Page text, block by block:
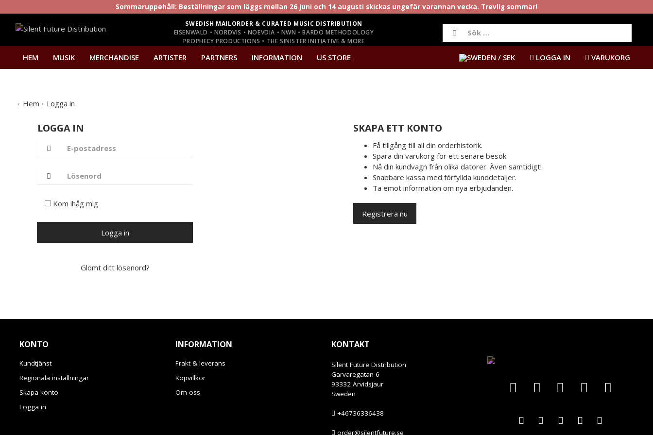
Sommaruppehåll: Beställningar som läggs mellan 26 juni och 14 augusti skickas ungefär varannan vecka. Trevlig sommar!
SWEDISH MAILORDER & CURATED MUSIC DISTRIBUTION
EISENWALD • NORDVIS • NOEVDIA • NWN • BARDO METHODOLOGY
PROPHECY PRODUCTIONS • THE SINISTER INITIATIVE & MORE
HEM MUSIK MERCHANDISE ARTISTER PARTNERS INFORMATION US STORE / SEK LOGGA IN VARUKORG
Hem Logga in
LOGGA IN
Kom ihåg mig
Logga in
Glömt ditt lösenord?
SKAPA ETT KONTO
Få tillgång till all din orderhistorik.
Spara din varukorg för ett senare besök.
Nå din kundvagn från olika datorer. Även samtidigt!
Snabbare kassa med förfyllda kunddetaljer.
Ta emot information om nya erbjudanden.
Registrera nu
KONTO
Kundtjänst
Regionala inställningar
Skapa konto
Logga in
INFORMATION
Frakt & leverans
Köpvillkor
Om oss
KONTAKT
Silent Future Distribution
Garvaregatan 6
93332 Arvidsjaur
Sweden
+46736336438
order@silentfuture.se